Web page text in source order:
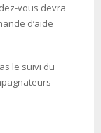
vous devra
d’aide
le suivi du